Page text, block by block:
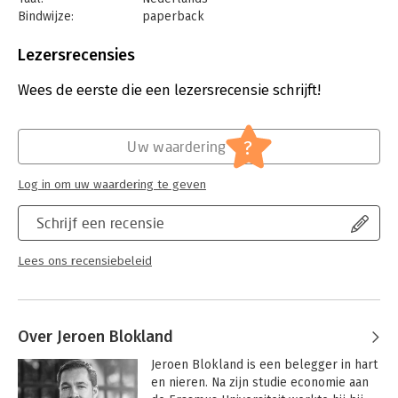
Bindwijze:
paperback
Uitgever:
Verschijningsdatum:
26-9-2025
Lezersrecensies
Wees de eerste die een lezersrecensie schrijft!
Schrijf een recensie
Lees ons recensiebeleid
Uw waardering ?
Log in om uw waardering te geven
Over Jeroen Blokland
Jeroen Blokland is een belegger in hart
en nieren. Na zijn studie economie aan